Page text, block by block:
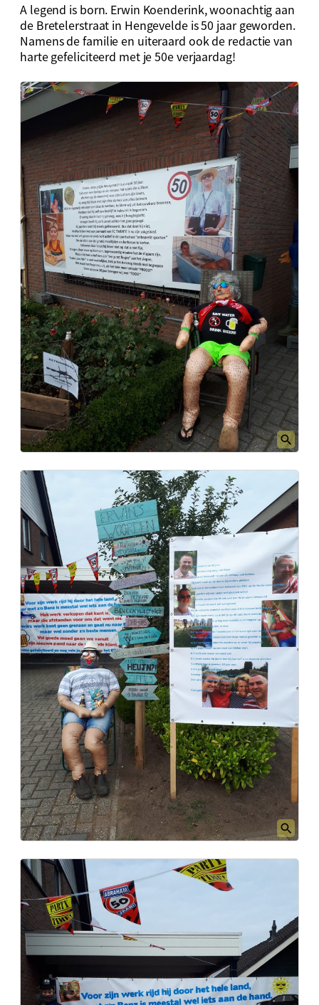
A legend is born. Erwin Koenderink, woonachtig aan
de Bretelerstraat in Hengevelde is 50 jaar geworden.
Namens de familie en uiteraard ook de redactie van
harte gefeliciteerd met je 50e verjaardag!